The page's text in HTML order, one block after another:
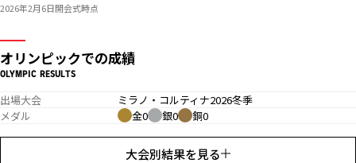
2026年2月6日開会式時点
オリンピックでの成績
OLYMPIC RESULTS
出場大会
ミラノ・コルティナ2026冬季
メダル
金0 銀0 銅0
大会別結果を見る